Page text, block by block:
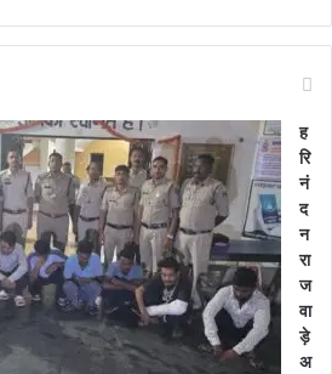
ह
रि
नं
द
न
रा
ज
वा
ड़े
अ